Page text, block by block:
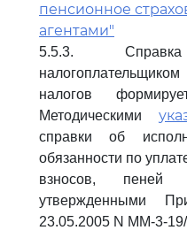
пенсионное
агентами"
5.5.3.
налогов
Методическими
справки об
обязанности по
взносов, пеней
утвержденными
23.05.2005 N ММ-3-